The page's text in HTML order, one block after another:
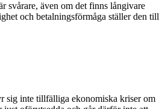
svårare, även om det finns långivare
och betalningsförmåga ställer den till
sig inte tillfälliga ekonomiska kriser om